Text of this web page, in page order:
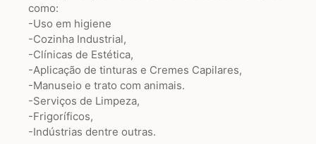
como:
-Uso em higiene
-Cozinha Industrial,
-Clínicas de Estética,
-Aplicação de tinturas e Cremes Capilares,
-Manuseio e trato com animais.
-Serviços de Limpeza,
-Frigoríficos,
-Indústrias dentre outras.